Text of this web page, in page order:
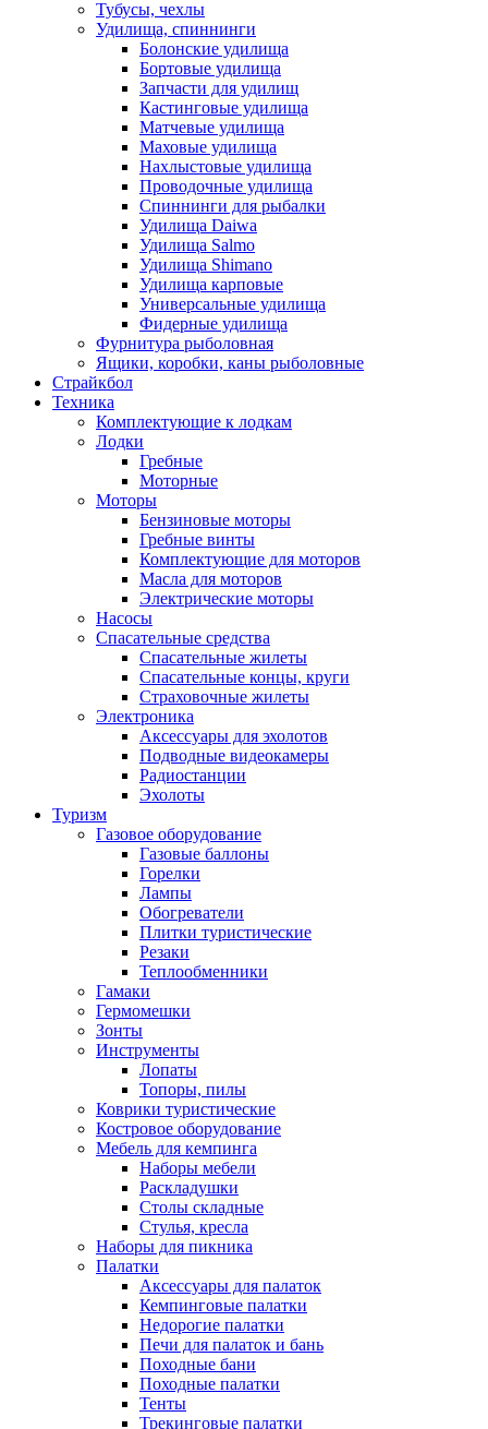
Тубусы, чехлы
Удилища, спиннинги
Болонские удилища
Бортовые удилища
Запчасти для удилищ
Кастинговые удилища
Матчевые удилища
Маховые удилища
Нахлыстовые удилища
Проводочные удилища
Спиннинги для рыбалки
Удилища Daiwa
Удилища Salmo
Удилища Shimano
Удилища карповые
Универсальные удилища
Фидерные удилища
Фурнитура рыболовная
Ящики, коробки, каны рыболовные
Страйкбол
Техника
Комплектующие к лодкам
Лодки
Гребные
Моторные
Моторы
Бензиновые моторы
Гребные винты
Комплектующие для моторов
Масла для моторов
Электрические моторы
Насосы
Спасательные средства
Спасательные жилеты
Спасательные концы, круги
Страховочные жилеты
Электроника
Аксессуары для эхолотов
Подводные видеокамеры
Радиостанции
Эхолоты
Туризм
Газовое оборудование
Газовые баллоны
Горелки
Лампы
Обогреватели
Плитки туристические
Резаки
Теплообменники
Гамаки
Гермомешки
Зонты
Инструменты
Лопаты
Топоры, пилы
Коврики туристические
Костровое оборудование
Мебель для кемпинга
Наборы мебели
Раскладушки
Столы складные
Стулья, кресла
Наборы для пикника
Палатки
Аксессуары для палаток
Кемпинговые палатки
Недорогие палатки
Печи для палаток и бань
Походные бани
Походные палатки
Тенты
Трекинговые палатки